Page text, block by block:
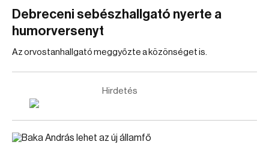
Debreceni sebészhallgató nyerte a
humorversenyt
Az orvostanhallgató meggyőzte a közönséget is.
Hirdetés